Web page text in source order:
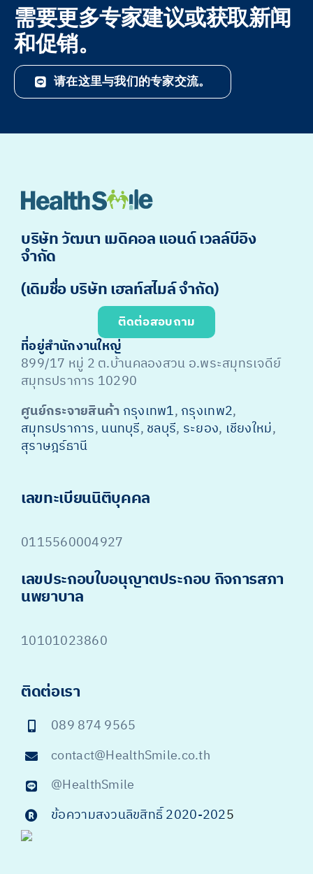
需要更多专家建议或获取新闻
和促销。
请在这里与我们的专家交流。
บริษัท วัฒนา เมดิคอล แอนด์ เวลล์บีอิง
จำกัด
(เดิมชื่อ บริษัท เฮลท์สไมล์ จำกัด)
ติดต่อสอบถาม
ที่อยู่สำนักงานใหญ่
899/17 หมู่ 2 ต.บ้านคลองสวน อ.พระสมุทรเจดีย์
สมุทรปราการ 10290
ศูนย์กระจายสินค้า กรุงเทพ1, กรุงเทพ2,
สมุทรปราการ, นนทบุรี, ชลบุรี, ระยอง, เชียงใหม่,
สุราษฎร์ธานี
เลขทะเบียนนิติบุคคล
0115560004927
เลขประกอบใบอนุญาตประกอบ กิจการสภา
นพยาบาล
10101023860
ติดต่อเรา
089 874 9565
contact@HealthSmile.co.th
@HealthSmile
ข้อความสงวนลิขสิทธิ์ 2020-2025